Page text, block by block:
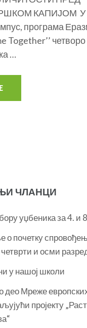
КАПИЈОМ У
програма
Together’’
…
ЧЛАНЦИ
уџбеника за 4. и
почетку
и осми
у нашој школи
део Мреже
пројекту